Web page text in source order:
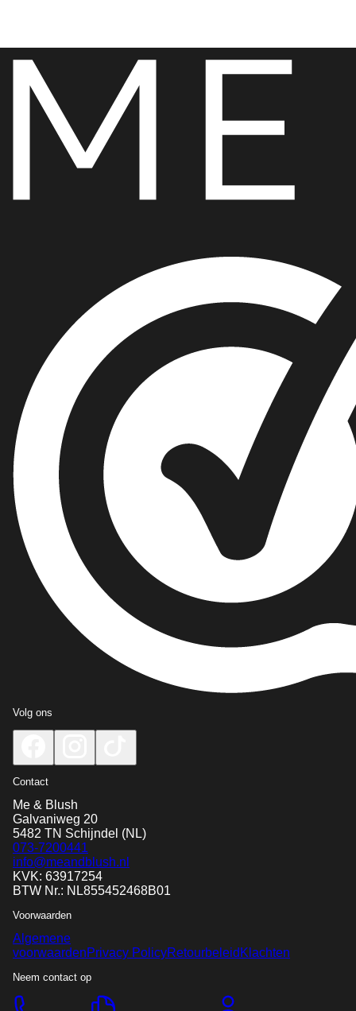
Volg ons
Contact
Me & Blush
Galvaniweg 20
5482 TN Schijndel (NL)
073-7200441
info@meandblush.nl
KVK: 63917254
BTW Nr.: NL855452468B01
Voorwaarden
Algemene
voorwaardenPrivacy PolicyRetourbeleid Klachten
Neem contact op